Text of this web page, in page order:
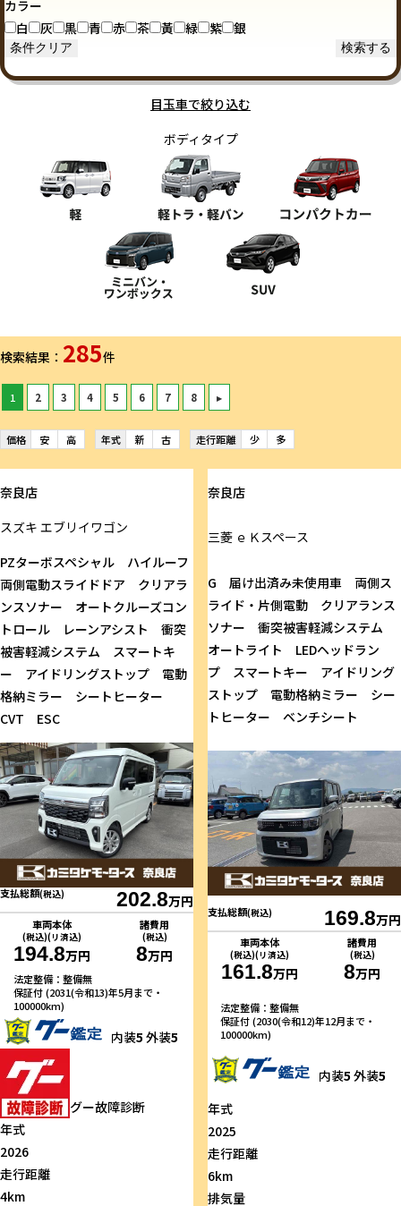
カラー
白
灰 黒 青 赤 茶 黃 緑 紫 銀
目玉車で絞り込む
ボディタイプ
検索結果： 285件
1 2 3 4 5 6 7 8 ▸
価格 安 高 年式 新 古 走行距離 少 多
奈良店
スズキ エブリイワゴン
PZターボスペシャル ハイルーフ
両側電動スライドドア クリアラ
ンスソナー オートクルーズコン
トロール レーンアシスト 衝突
被害軽減システム スマートキ
ー アイドリングストップ 電動
格納ミラー シートヒーター
CVT ESC
支払総額(税込) 202.8万円
車両本体
(税込)(リ済込)
194.8万円
諸費用
(税込)
8万円
法定整備：整備無
保証付 (2031(令和13)年5月まで・
100000km)
内装5 外装5
グー故障診断
年式
2026
走行距離
4km
奈良店
三菱ｅＫスペース
G 届け出済み未使用車 両側ス
ライド・片側電動 クリアランス
ソナー 衝突被害軽減システム
オートライト LEDヘッドラン
プ スマートキー アイドリング
ストップ 電動格納ミラー シー
トヒーター ベンチシート
支払総額(税込) 169.8万円
車両本体
(税込)(リ済込)
161.8万円
諸費用
(税込)
8万円
法定整備：整備無
保証付 (2030(令和12)年12月まで・
100000km)
内装5 外装5
年式
2025
走行距離
6km
排気量